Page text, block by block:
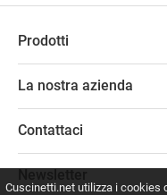
Prodotti
La nostra azienda
Contattaci
Cuscinetti.net utilizza i cookies